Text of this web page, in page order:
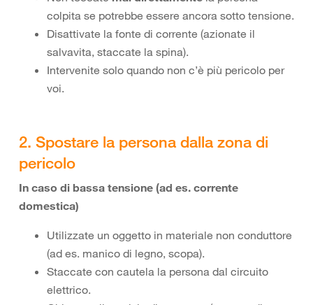
colpita se potrebbe essere ancora sotto tensione.
Disattivate la fonte di corrente (azionate il
salvavita, staccate la spina).
Intervenite solo quando non c’è più pericolo per
voi.
2. Spostare la persona dalla zona di
pericolo
In caso di bassa tensione (ad es. corrente
domestica)
Utilizzate un oggetto in materiale non conduttore
(ad es. manico di legno, scopa).
Staccate con cautela la persona dal circuito
elettrico.